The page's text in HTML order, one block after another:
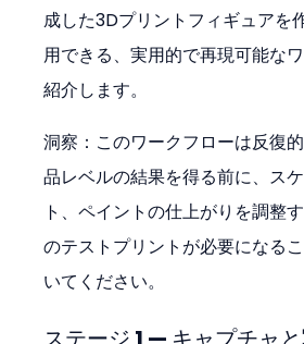
成した3Dプリントフィギュアを
用できる、実用的で再現可能な
紹介します。
洞察：このワークフローは反復
品レベルの結果を得る前に、ス
ト、ペイントの仕上がりを調整
のテストプリントが必要になる
いてください。